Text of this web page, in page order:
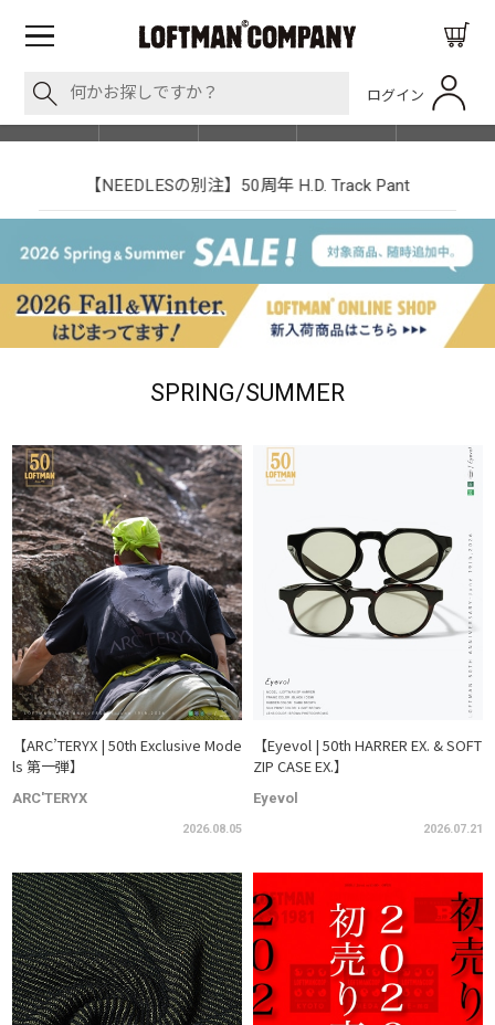
ログイン
SHOP LIST
【NEEDLESの別注】50周年 H.D. Track Pant
SPRING/SUMMER
【ARC’TERYX | 50th Exclusive Mode
ls 第一弾】
ARC'TERYX
2026.08.05
【Eyevol | 50th HARRER EX. & SOFT
ZIP CASE EX.】
Eyevol
2026.07.21